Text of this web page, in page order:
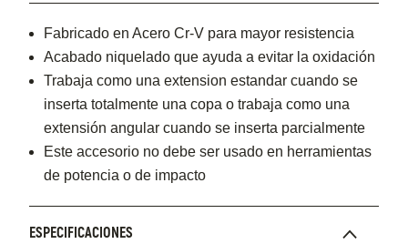
Fabricado en Acero Cr-V para mayor resistencia
Acabado niquelado que ayuda a evitar la oxidación
Trabaja como una extension estandar cuando se
inserta totalmente una copa o trabaja como una
extensión angular cuando se inserta parcialmente
Este accesorio no debe ser usado en herramientas
de potencia o de impacto
ESPECIFICACIONES